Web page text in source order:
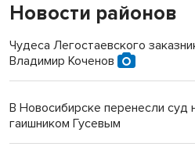
Новости районов
Чудеса Легостаевского
Владимир Коченов
В Новосибирске перенесли суд
гаишником Гусевым